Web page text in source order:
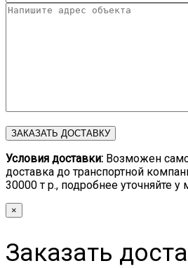
Условия доставки: Возможен
доставка до транспортной
30000 т р., подробнее уточняйте
×
Заказать